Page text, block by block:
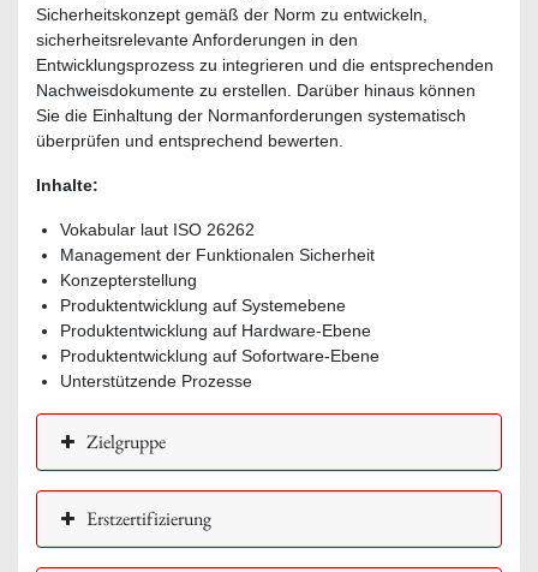
Sicherheitskonzept gemäß der Norm zu entwickeln,
sicherheitsrelevante Anforderungen in den
Entwicklungsprozess zu integrieren und die entsprechenden
Nachweisdokumente zu erstellen. Darüber hinaus können
Sie die Einhaltung der Normanforderungen systematisch
überprüfen und entsprechend bewerten.
Inhalte:
Vokabular laut ISO 26262
Management der Funktionalen Sicherheit
Konzepterstellung
Produktentwicklung auf Systemebene
Produktentwicklung auf Hardware-Ebene
Produktentwicklung auf Sofortware-Ebene
Unterstützende Prozesse
Zielgruppe
Erstzertifizierung